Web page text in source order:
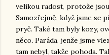
velikou radost, protože
Samozřejmě, když jsme se
pryč. Také tam byly kozy,
něco. Paráda, jenže jsme
tam nebyl, takže pohoda.